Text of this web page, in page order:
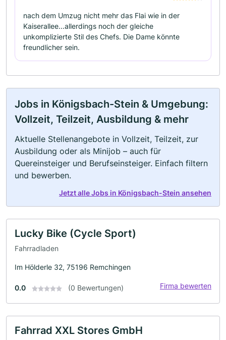
nach dem Umzug nicht mehr das Flai wie in der
Kaiserallee...allerdings noch der gleiche
unkomplizierte Stil des Chefs. Die Dame könnte
freundlicher sein.
Jobs in Königsbach-Stein & Umgebung:
Vollzeit, Teilzeit, Ausbildung & mehr
Aktuelle Stellenangebote in Vollzeit, Teilzeit, zur
Ausbildung oder als Minijob – auch für
Quereinsteiger und Berufseinsteiger. Einfach filtern
und bewerben.
Jetzt alle Jobs in Königsbach-Stein ansehen
Lucky Bike (Cycle Sport)
Fahrradladen
Im Hölderle 32, 75196 Remchingen
0.0 (0 Bewertungen) Firma bewerten
Fahrrad XXL Stores GmbH